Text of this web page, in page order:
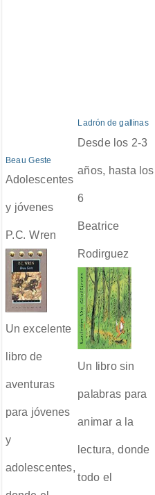
Beau Geste
Adolescentes
y jóvenes
P.C. Wren
Un excelente
libro de
aventuras
para jóvenes
y
adolescentes,
Ladrón de gallinas
Desde los 2-3
años, hasta los
6
Beatrice
Rodirguez
Un libro sin
palabras para
animar a la
lectura, donde
todo el